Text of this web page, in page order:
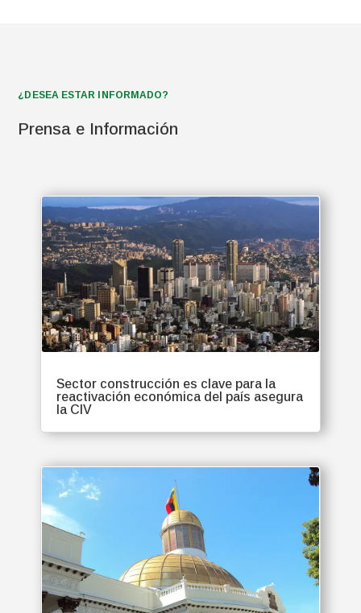
¿DESEA ESTAR INFORMADO?
Prensa e Información
Sector construcción es clave para la
reactivación económica del país asegura
la CIV